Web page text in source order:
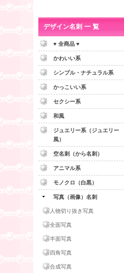
デザイン名刺 一 覧
♥ 全商品 ♥
かわいい系
シンプル・ナチュラル系
かっこいい系
セクシー系
和風
ジュエリー系（ジュエリー
風）
空名刺（から名刺）
アニマル系
モノクロ（白黒）
写真（画像）名刺
人物切り抜き写真
全面写真
半面写真
四角写真
合成写真